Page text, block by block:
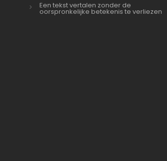
Een tekst vertalen zonder de
oorspronkelijke betekenis te verliezen